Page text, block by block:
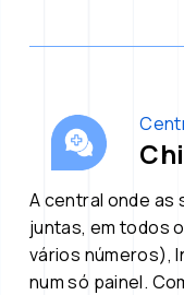
A central onde as
juntas, em todos
vários números),
num só painel.